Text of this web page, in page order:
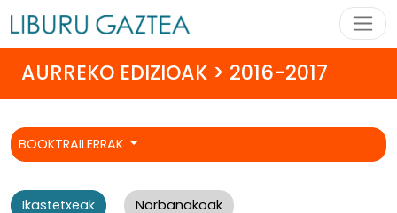
AURREKO EDIZIOAK > 2016-2017
BOOKTRAILERRAK
Ikastetxeak Norbanakoak